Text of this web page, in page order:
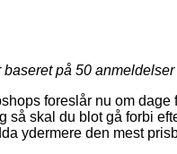
på 50 anmeldelser
foreslår nu om
så skal du blot gå forbi
ydermere den mest